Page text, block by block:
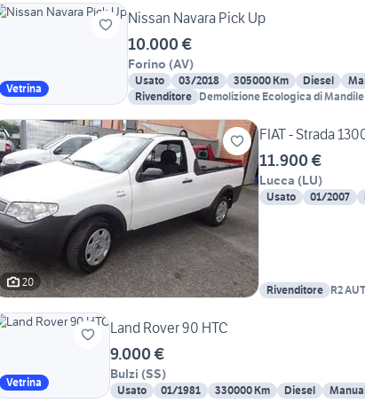
Vetrina
Nissan Navara Pick Up
10.000 €
Forino (AV)
Usato 03/2018 305000 Km Diesel
Rivenditore Demolizione Ecologica di
20
FIAT - Strada
11.900 €
Lucca (LU)
Usato 01/2007
Rivenditore R2
Vetrina
Land Rover 90 HTC
9.000 €
Bulzi (SS)
Usato 01/1981 330000 Km Diesel